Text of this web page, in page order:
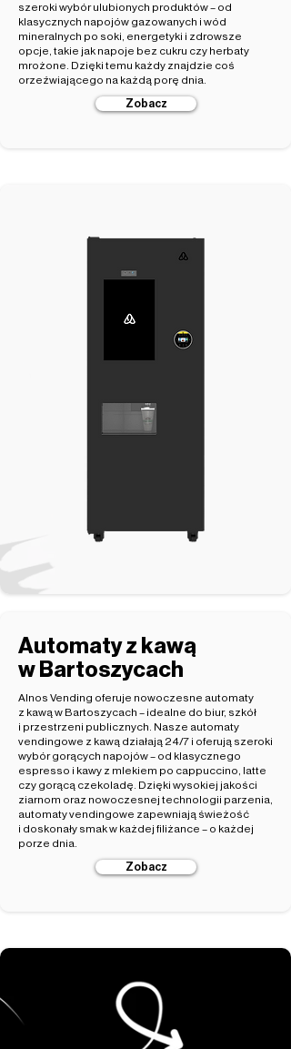
szeroki wybór ulubionych produktów – od
klasycznych napojów gazowanych i wód
mineralnych po soki, energetyki i zdrowsze
opcje, takie jak napoje bez cukru czy herbaty
mrożone. Dzięki temu każdy znajdzie coś
orzeźwiającego na każdą porę dnia.
Zobacz
Automaty z kawą
w Bartoszycach
Alnos Vending oferuje nowoczesne automaty
z kawą w Bartoszycach – idealne do biur, szkół
i przestrzeni publicznych. Nasze automaty
vendingowe z kawą działają 24/7 i oferują szeroki
wybór gorących napojów – od klasycznego
espresso i kawy z mlekiem po cappuccino, latte
czy gorącą czekoladę. Dzięki wysokiej jakości
ziarnom oraz nowoczesnej technologii parzenia,
automaty vendingowe zapewniają świeżość
i doskonały smak w każdej filiżance – o każdej
porze dnia.
Zobacz